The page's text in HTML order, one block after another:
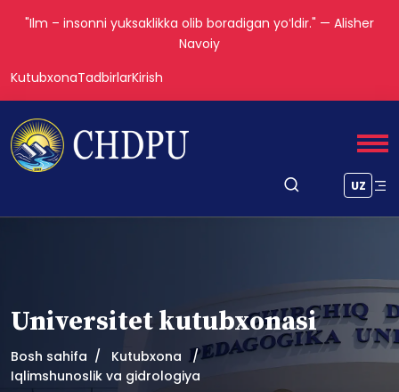
"Ilm – insonni yuksaklikka olib boradigan yoʻldir." — Alisher
Navoiy
KutubxonaTadbirlarKirish
UZ
Universitet kutubxonasi
Bosh sahifa
Kutubxona
Iqlimshunoslik va gidrologiya